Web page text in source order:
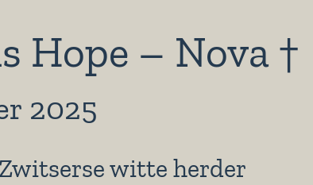
Hope – Nova †
2025
witte herder